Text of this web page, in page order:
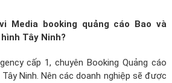
Media booking quảng cáo Bao và
Tây Ninh?
cấp 1, chuyên Booking Quảng cáo
Ninh. Nên các doanh nghiệp sẽ được